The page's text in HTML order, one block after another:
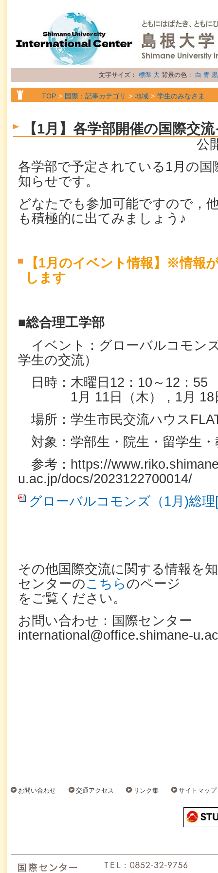
文字サイズ： 標準 大 背景の色： 白 青 黒
TOP 国際：記事カテゴリ 地域 学生のみなさま
TOP 国際：記事カテゴリ 地域 研究者のみなさま
【1月】各学部開催の国際交
公
各学部で予定されている1月の
知らせです。
どなたでも参加可能ですので，
も積極的に出てみましょう♪
【1月のイベント情報】※情報
します
■総合理工学部
イベント：グローバルコモン
学生の交流）
日時：木曜日12：10～12：
1月 11日（木），1月 18
場所：学生市民交流ハウス
対象：学部生・院生・留学生・
参考：https://
u.ac.jp/docs/2023122700014/
グローバルコモンズ（1月)総
その他国際交流に関する情報を
センターのこちら のページ
をご覧ください。
お問い合わせ：国際センター
international@office.shimane-
お問い合わせ 交通アクセス リンク集 サイトマップ